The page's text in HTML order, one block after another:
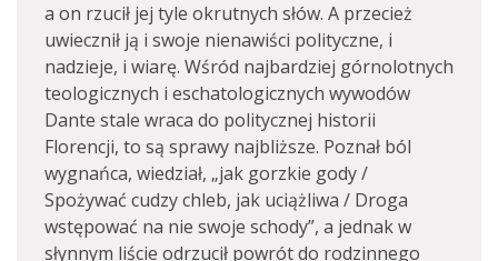
a on rzucił jej tyle okrutnych słów. A przecież
uwiecznił ją i swoje nienawiści polityczne, i
nadzieje, i wiarę. Wśród najbardziej górnolotnych
teologicznych i eschatologicznych wywodów
Dante stale wraca do politycznej historii
Florencji, to są sprawy najbliższe. Poznał ból
wygnańca, wiedział, „jak gorzkie gody /
Spożywać cudzy chleb, jak uciążliwa / Droga
wstępować na nie swoje schody”, a jednak w
słynnym liście odrzucił powrót do rodzinnego